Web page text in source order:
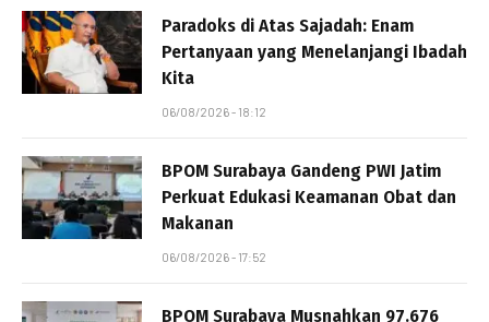
Paradoks di Atas Sajadah: Enam
Pertanyaan yang Menelanjangi Ibadah
Kita
06/08/2026 - 18:12
BPOM Surabaya Gandeng PWI Jatim
Perkuat Edukasi Keamanan Obat dan
Makanan
06/08/2026 - 17:52
BPOM Surabaya Musnahkan 97.676